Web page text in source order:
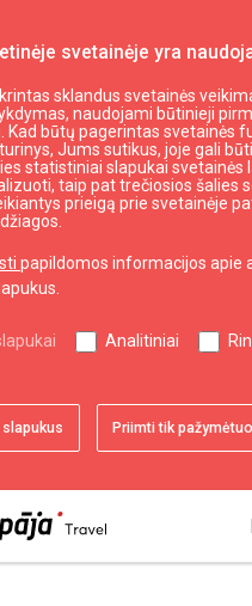
svetainėje yra
sklandus svetainės
naudojami būtinieji
Kad būtų pagerintas svetainės
Jums sutikus, joje gali
statistiniai slapukai svetainės
taip pat trečiosios šalies
prieigą prie svetainėje
papildomos informacijos apie
Analitiniai
Priimti tik